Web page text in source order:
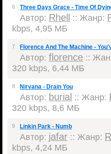
6 Three Days Grace - Time Of
Автор: Rhell :: Жанр:
kbps, 4,95 МБ
7 Florence And The Machine -
Автор: florence ::
320 kbps, 6,44 МБ
8 Nirvana - Drain You
Автор: burial :: Жанр:
320 kbps, 8,6 МБ
9 Linkin Park - Numb
Автор: jafar :: Жанр:
kbps, 4,24 МБ